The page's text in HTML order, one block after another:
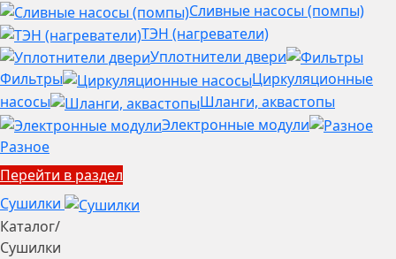
Сливные насосы (помпы)
ТЭН (нагреватели)
Уплотнители двери
Фильтры
Циркуляционные
насосы
Шланги, аквастопы
Электронные модули
Разное
Перейти в раздел
Сушилки
Каталог/
Сушилки